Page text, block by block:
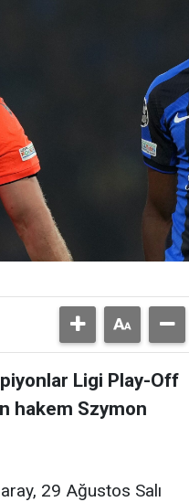
Ligi Play-Off
hakem Szymon
29 Ağustos Salı